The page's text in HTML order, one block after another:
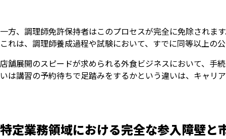
一方、調理師免許保持者はこのプロセスが完全に免除されま
これは、調理師養成過程や試験において、すでに同等以上の
店舗展開のスピードが求められる外食ビジネスにおいて、手
いは講習の予約待ちで足踏みをするかという違いは、キャリ
特定業務領域における完全な参入障壁と